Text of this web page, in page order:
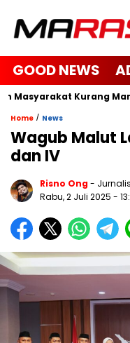
GOOD NEWS
Kurang
Home / News
Wagub Malut
dan IV
Risno Ong- Jurnalis
Rabu, 2 Juli 2025 -